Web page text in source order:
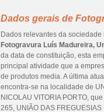
Dados gerais de
Dados relevantes da sociedade
Fotogravura Luís Madureira,
da data de constituição, esta
principal atividade que a
de produtos media. A última
encontra-se na localidade de
NICOLAU VITORIA PORTO,
265, UNIÃO DAS